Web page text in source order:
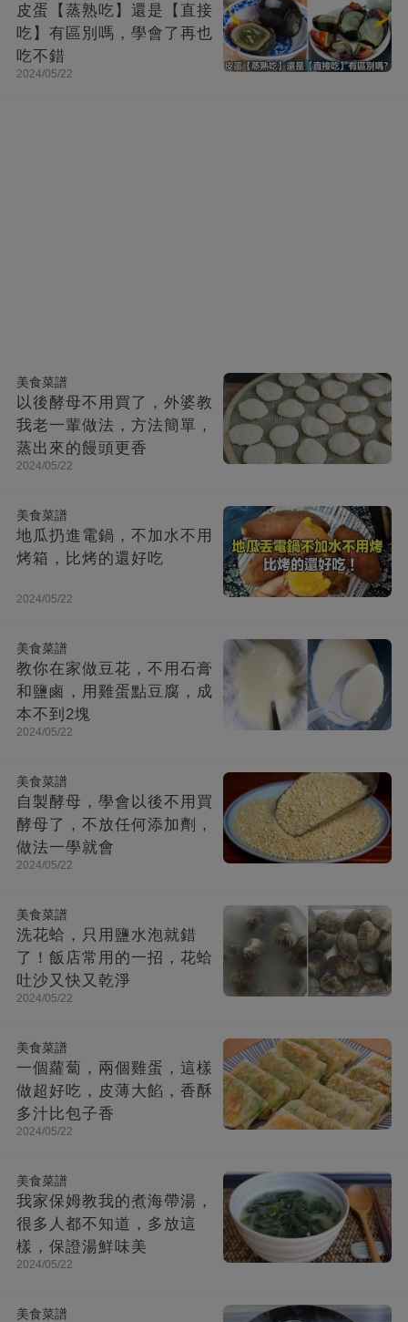
皮蛋【蒸熟吃】還是【直接
吃】有區別嗎，學會了再也
吃不錯
2024/05/22
美食菜譜
以後酵母不用買了，外婆教
我老一輩做法，方法簡單，
蒸出來的饅頭更香
2024/05/22
美食菜譜
地瓜扔進電鍋，不加水不用
烤箱，比烤的還好吃
2024/05/22
美食菜譜
教你在家做豆花，不用石膏
和鹽鹵，用雞蛋點豆腐，成
本不到2塊
2024/05/22
美食菜譜
自製酵母，學會以後不用買
酵母了，不放任何添加劑，
做法一學就會
2024/05/22
美食菜譜
洗花蛤，只用鹽水泡就錯
了！飯店常用的一招，花蛤
吐沙又快又乾淨
2024/05/22
美食菜譜
一個蘿蔔，兩個雞蛋，這樣
做超好吃，皮薄大餡，香酥
多汁比包子香
2024/05/22
美食菜譜
我家保姆教我的煮海帶湯，
很多人都不知道，多放這
樣，保證湯鮮味美
2024/05/22
美食菜譜